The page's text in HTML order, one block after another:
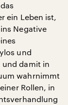
ein Leben ist,
Negative
und
und damit in
wahrnimmt
Rollen, in